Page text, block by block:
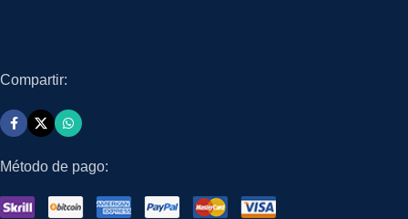
Compartir:
Método de pago: